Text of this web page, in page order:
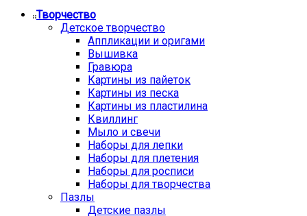
Творчество
Детское творчество
Аппликации и оригами
Вышивка
Гравюра
Картины из пайеток
Картины из песка
Картины из пластилина
Квиллинг
Мыло и свечи
Наборы для лепки
Наборы для плетения
Наборы для росписи
Наборы для творчества
Пазлы
Детские пазлы